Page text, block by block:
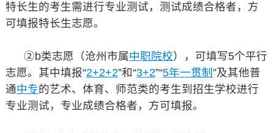
特长生的考生需进行专业测试，测试成绩合格者，方
可填报特长生志愿。
②b类志愿（沧州市属中职院校），可填写5个平行
志愿。其中填报“2+2+2”和“3+2”“5年一贯制 ”及其他普
通中专的艺术、体育、师范类的考生到招生学校进行
专业测试，专业成绩合格者，方可填报。